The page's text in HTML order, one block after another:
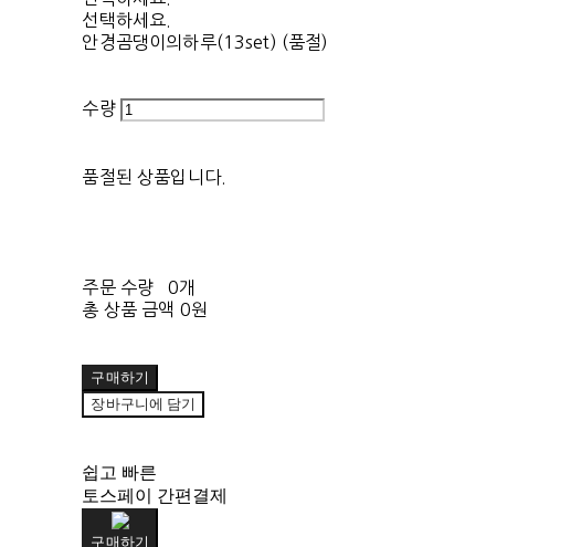
선택하세요.
안경곰댕이의하루(13set) (품절)
수량
품절된 상품입니다.
주문 수량
0개
총 상품 금액 0원
구매하기
장바구니에 담기
쉽고 빠른
토스페이 간편결제
구매하기